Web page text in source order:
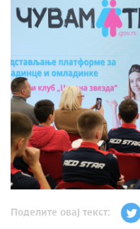
Поделите овај текст: